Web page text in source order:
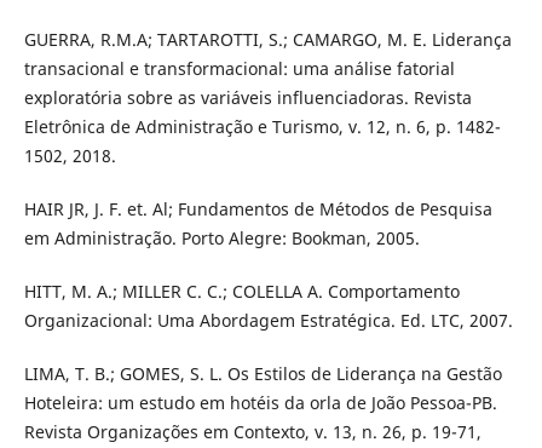
GUERRA, R.M.A; TARTAROTTI, S.; CAMARGO, M. E. Liderança
transacional e transformacional: uma análise fatorial
exploratória sobre as variáveis influenciadoras. Revista
Eletrônica de Administração e Turismo, v. 12, n. 6, p. 1482-
1502, 2018.
HAIR JR, J. F. et. Al; Fundamentos de Métodos de Pesquisa
em Administração. Porto Alegre: Bookman, 2005.
HITT, M. A.; MILLER C. C.; COLELLA A. Comportamento
Organizacional: Uma Abordagem Estratégica. Ed. LTC, 2007.
LIMA, T. B.; GOMES, S. L. Os Estilos de Liderança na Gestão
Hoteleira: um estudo em hotéis da orla de João Pessoa-PB.
Revista Organizações em Contexto, v. 13, n. 26, p. 19-71,